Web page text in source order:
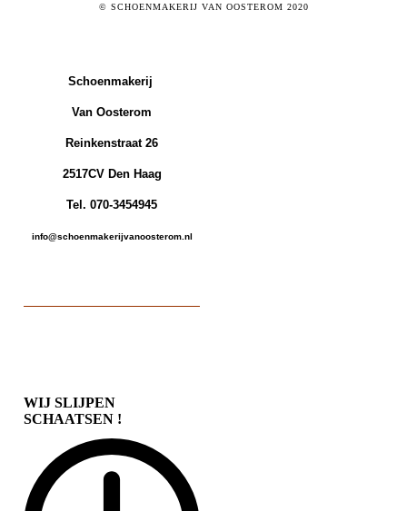
© SCHOENMAKERIJ VAN OOSTEROM 2020
Schoenmakerij
Van Oosterom
Reinkenstraat 26
2517CV Den Haag
Tel. 070-3454945
info@schoenmakerijvanoosterom.nl
WIJ SLIJPEN
SCHAATSEN !